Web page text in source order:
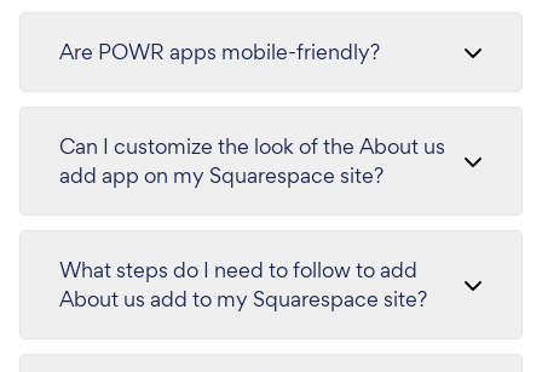
Are POWR apps mobile-friendly?
Can I customize the look of the About us
add app on my Squarespace site?
What steps do I need to follow to add
About us add to my Squarespace site?